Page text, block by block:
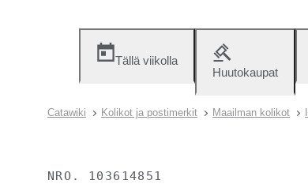
Tällä viikolla
Huutokaupat
Catawiki Kolikot ja postimerkit Maailman kolikot
NRO. 103614851